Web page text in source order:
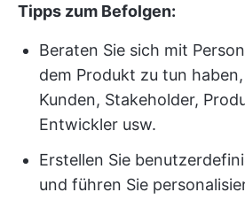
Tipps zum Befolgen:
Beraten Sie sich mit
dem Produkt zu tun
Kunden, Stakeholder,
Entwickler usw.
Erstellen Sie
und führen Sie